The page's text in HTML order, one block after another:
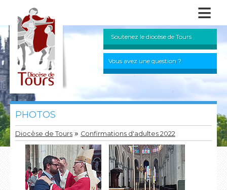
≡
Soutenez le diocèse de Tours
Vous avez une question ?
PHOTOS
Diocèse de Tours » Confirmations d'adultes 2022